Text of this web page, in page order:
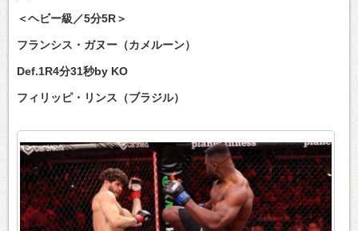
＜ヘビー級／5分5R＞
フランシス・ガヌー（カメルーン）
Def.1R4分31秒by KO
フィリッピ・リンス（ブラジル）